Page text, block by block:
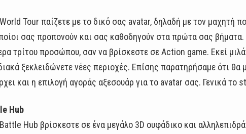
Tour παίζετε με το δικό σας avatar, δηλαδή με τον μαχητή
σας προπονούν και σας καθοδηγούν στα πρώτα σας
τρίτου προσώπου, σαν να βρίσκεστε σε Action game. Εκεί
ξεκλειδώνετε νέες περιοχές. Επίσης παρατηρήσαμε ότι
και η επιλογή αγοράς αξεσουάρ για το avatar σας. Γενικά το
Hub
Hub βρίσκεστε σε ένα μεγάλο 3D ουφάδικο και